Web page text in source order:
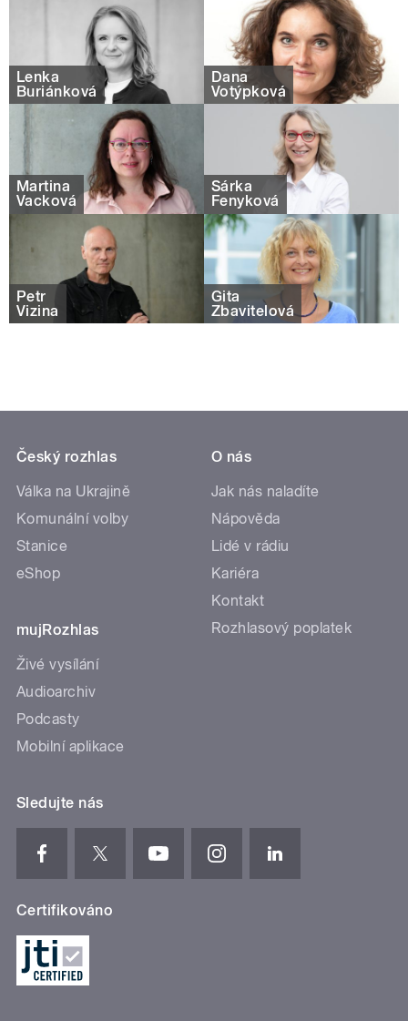
Lenka
Buriánková
Dana
Votýpková
Martina
Vacková
Šárka
Fenyková
Petr
Vizina
Gita
Zbavitelová
Český rozhlas
Válka na Ukrajině
Komunální volby
Stanice
eShop
mujRozhlas
Živé vysílání
Audioarchiv
Podcasty
Mobilní aplikace
O nás
Jak nás naladíte
Nápověda
Lidé v rádiu
Kariéra
Kontakt
Rozhlasový poplatek
Sledujte nás
Certifikováno